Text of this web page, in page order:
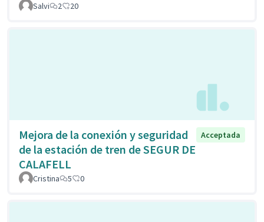
Salvi 2 20
Mejora de la conexión y seguridad
de la estación de tren de SEGUR DE
CALAFELL
Acceptada
Cristina 5 0